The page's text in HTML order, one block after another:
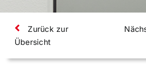
Zurück zur
Übersicht